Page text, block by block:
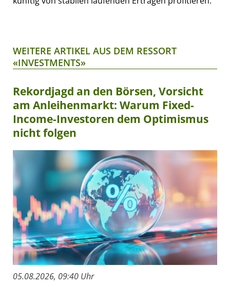
WEITERE ARTIKEL AUS DEM RESSORT
«INVESTMENTS»
Rekordjagd an den Börsen, Vorsicht
am Anleihenmarkt: Warum Fixed-
Income-Investoren dem Optimismus
nicht folgen
05.08.2026, 09:40 Uhr